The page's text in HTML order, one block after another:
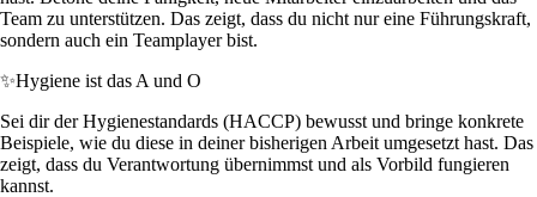
Team zu unterstützen. Das zeigt, dass du nicht nur eine Führungskraft,
sondern auch ein Teamplayer bist.
✨Hygiene ist das A und O
Sei dir der Hygienestandards (HACCP) bewusst und bringe konkrete
Beispiele, wie du diese in deiner bisherigen Arbeit umgesetzt hast. Das
zeigt, dass du Verantwortung übernimmst und als Vorbild fungieren
kannst.